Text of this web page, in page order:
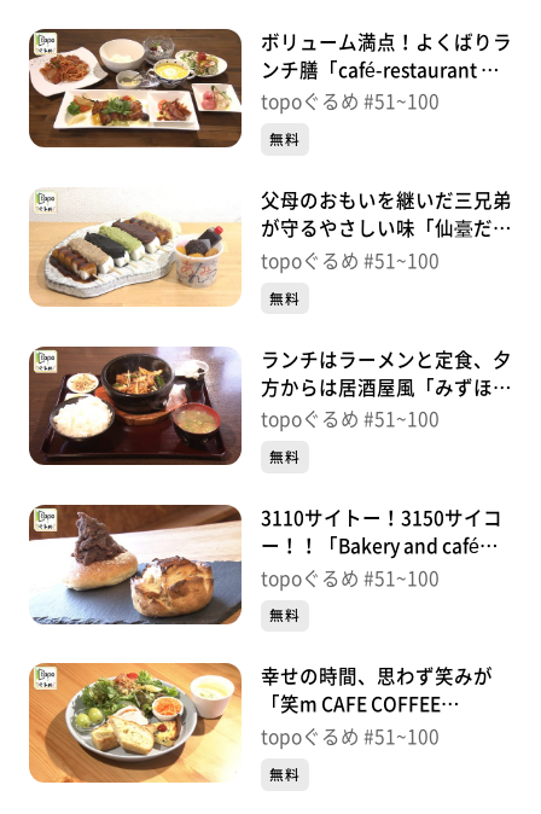
ボリューム満点！よくばりラ
ンチ膳「café-restaurant マ
ートル」（若林区沖野）＃
topoぐるめ #51~100
無料
父母のおもいを継いだ三兄弟
が守るやさしい味「仙臺だん
ご いち福」（若林区若林）
topoぐるめ #51~100
無料
ランチはラーメンと定食、夕
方からは居酒屋風「みずほ食
堂」（泉区みずほ台）＃
topoぐるめ #51~100
無料
3110サイトー！3150サイコ
ー！！「Bakery and café
3110」（泉区長命ヶ丘）＃
topoぐるめ #51~100
無料
幸せの時間、思わず笑みが
「笑m CAFE COFFEE
ROASTERY」（泉区長命ヶ
topoぐるめ #51~100
無料